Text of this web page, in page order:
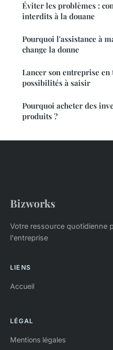
Éviter les problèmes :
interdits à la douane
Pourquoi l'assistance à
change la donne
Lancer son entreprise
possibilités à saisir
Pourquoi acheter des
produits ?
Bizworks
Votre ressource quotidienne
l'entreprise
LIENS
Accueil
LÉGAL
Mentions légales